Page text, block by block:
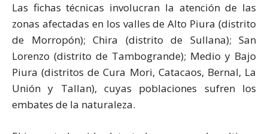
Las fichas técnicas involucran la atención de las
zonas afectadas en los valles de Alto Piura (distrito
de Morropón); Chira (distrito de Sullana); San
Lorenzo (distrito de Tambogrande); Medio y Bajo
Piura (distritos de Cura Mori, Catacaos, Bernal, La
Unión y Tallan), cuyas poblaciones sufren los
embates de la naturaleza.